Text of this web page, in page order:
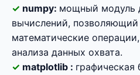
numpy: мощный модуль
вычислений,
математические
анализа данных охвата.
matplotlib : графическая